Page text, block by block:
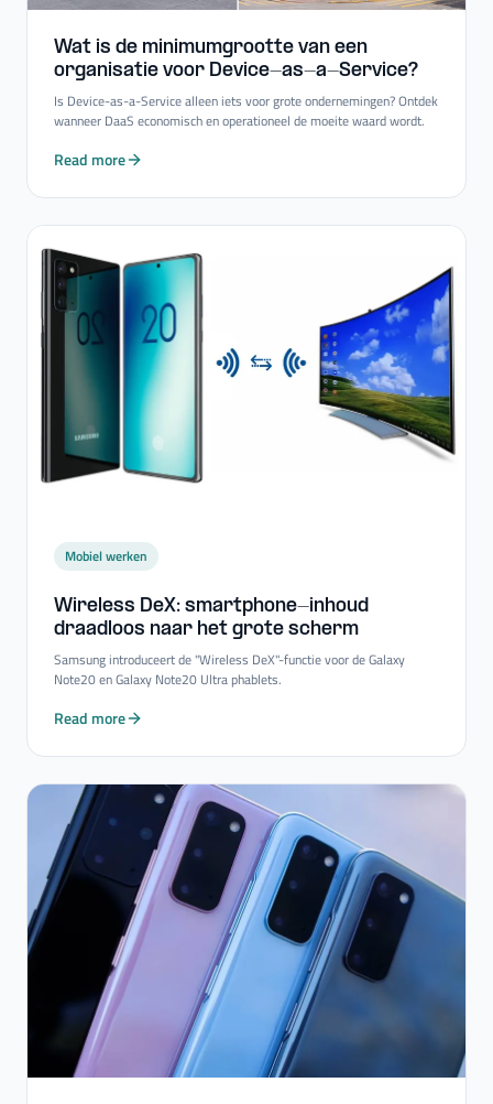
Wat is de minimumgrootte van een
organisatie voor Device-​as-​a-​Service?
Is Device-as-a-Service alleen iets voor grote ondernemingen? Ontdek
wanneer DaaS economisch en operationeel de moeite waard wordt.
Read more
Mobiel werken
Wireless DeX: smartphone-​inhoud
draadloos naar het grote scherm
Samsung introduceert de "Wireless DeX"-functie voor de Galaxy
Note20 en Galaxy Note20 Ultra phablets.
Read more